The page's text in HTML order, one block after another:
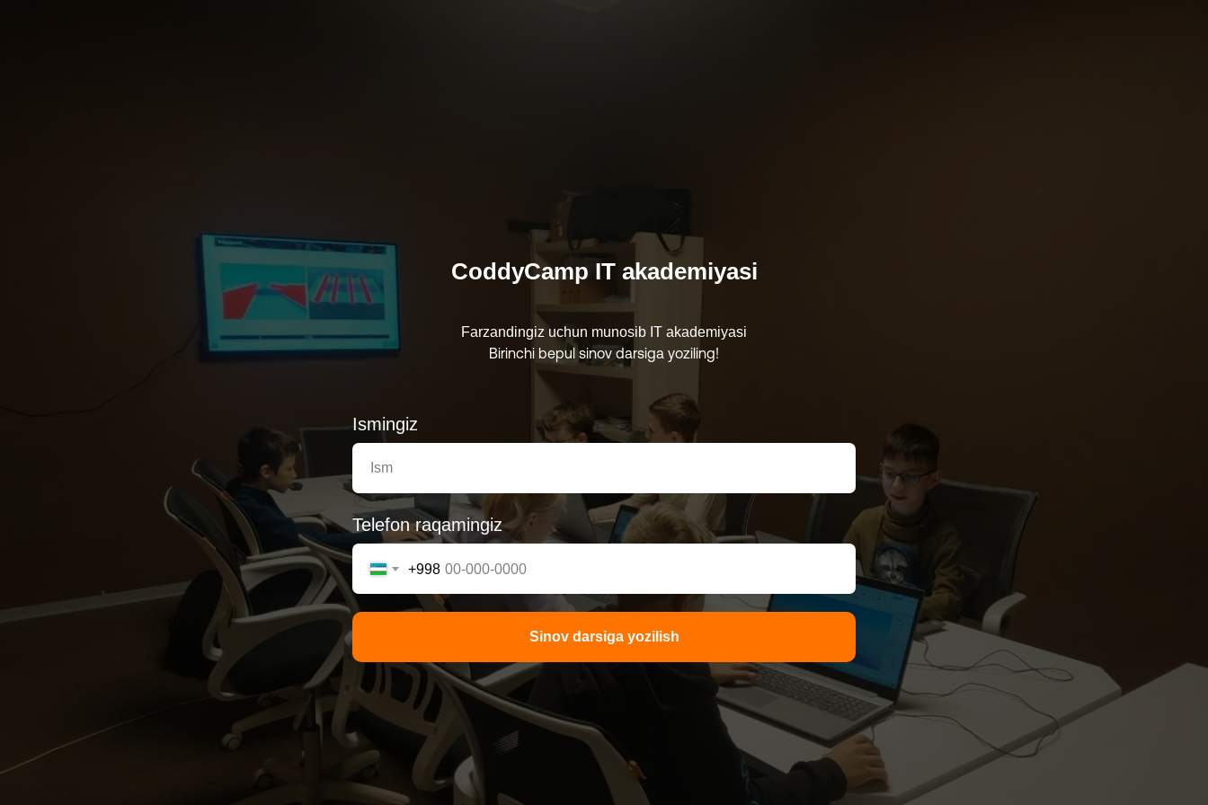
CoddyCamp IT akademiyasi
Farzandingiz uchun munosib IT akademiyasi
Birinchi bepul sinov darsiga yoziling!
Ismingiz
Telefon raqamingiz
+998
Sinov darsiga yozilish